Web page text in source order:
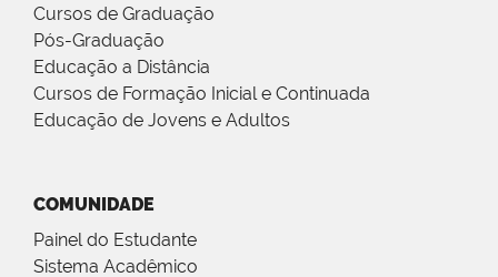
Cursos de Graduação
Pós-Graduação
Educação a Distância
Cursos de Formação Inicial e Continuada
Educação de Jovens e Adultos
COMUNIDADE
Painel do Estudante
Sistema Acadêmico